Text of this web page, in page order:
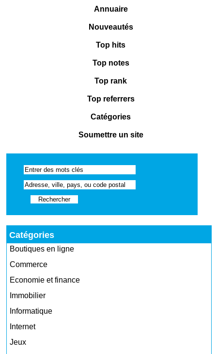
Annuaire
Nouveautés
Top hits
Top notes
Top rank
Top referrers
Catégories
Soumettre un site
Catégories
Boutiques en ligne
Commerce
Economie et finance
Immobilier
Informatique
Internet
Jeux